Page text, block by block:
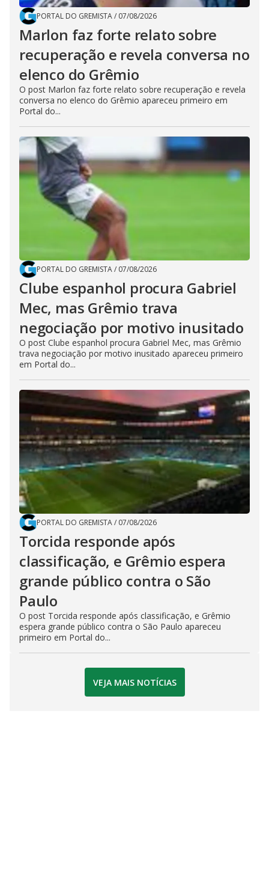
PORTAL DO GREMISTA/ 07/08/2026
Marlon faz forte relato sobre
recuperação e revela conversa no
elenco do Grêmio
O post Marlon faz forte relato sobre recuperação e revela
conversa no elenco do Grêmio apareceu primeiro em
Portal do...
PORTAL DO GREMISTA/ 07/08/2026
Clube espanhol procura Gabriel
Mec, mas Grêmio trava
negociação por motivo inusitado
O post Clube espanhol procura Gabriel Mec, mas Grêmio
trava negociação por motivo inusitado apareceu primeiro
em Portal do...
PORTAL DO GREMISTA/ 07/08/2026
Torcida responde após
classificação, e Grêmio espera
grande público contra o São
Paulo
O post Torcida responde após classificação, e Grêmio
espera grande público contra o São Paulo apareceu
primeiro em Portal do...
VEJA MAIS NOTÍCIAS